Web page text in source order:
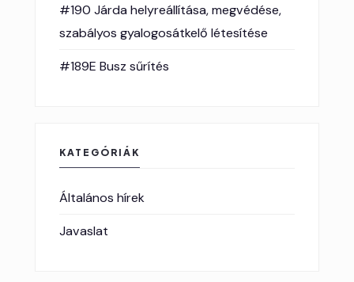
#190 Járda helyreállítása, megvédése,
szabályos gyalogosátkelő létesítése
#189E Busz sűrítés
KATEGÓRIÁK
Általános hírek
Javaslat